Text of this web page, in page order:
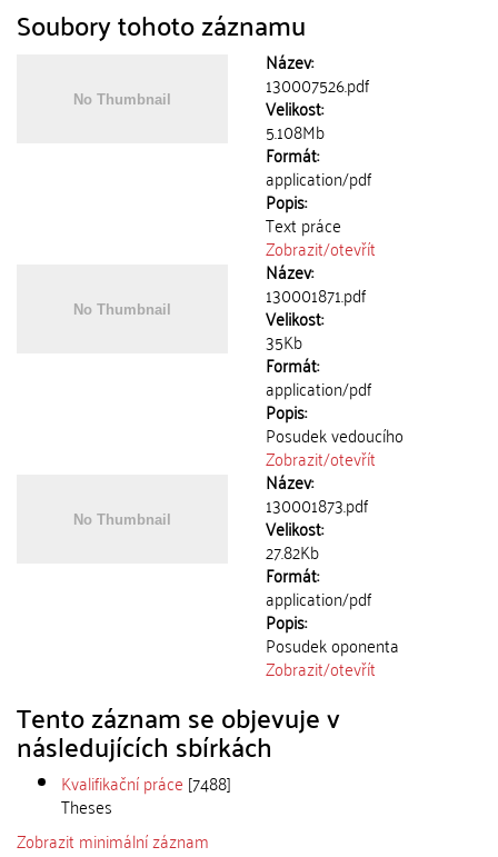
Soubory tohoto záznamu
Název:
130007526.pdf
Velikost:
5.108Mb
Formát:
application/pdf
Popis:
Text práce
Zobrazit/otevřít
Název:
130001871.pdf
Velikost:
35Kb
Formát:
application/pdf
Popis:
Posudek vedoucího
Zobrazit/otevřít
Název:
130001873.pdf
Velikost:
27.82Kb
Formát:
application/pdf
Popis:
Posudek oponenta
Zobrazit/otevřít
Tento záznam se objevuje v
následujících sbírkách
Kvalifikační práce [7488]
Theses
Zobrazit minimální záznam